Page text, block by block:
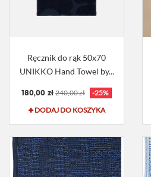
Ręcznik do rąk 50x70
UNIKKO Hand Towel by...
180,00 zł 240,00 zł
-25%
DODAJ DO KOSZYKA